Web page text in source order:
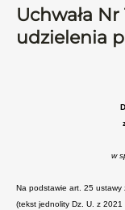
Uchwała
udzielenia
w
Na podstawie art. 25
(tekst jednolity Dz. U. z